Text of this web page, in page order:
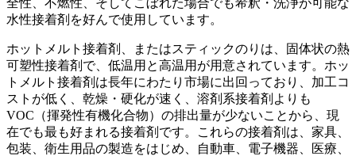
水性接着剤を好んで使用しています。
ホットメルト接着剤、またはスティックのりは、固体状の熱
可塑性接着剤で、低温用と高温用が用意されています。ホッ
トメルト接着剤は長年にわたり市場に出回っており、加工コ
ストが低く、乾燥・硬化が速く、溶剤系接着剤よりも
VOC（揮発性有機化合物）の排出量が少ないことから、現
在でも最も好まれる接着剤です。これらの接着剤は、家具、
包装、衛生用品の製造をはじめ、自動車、電子機器、医療、